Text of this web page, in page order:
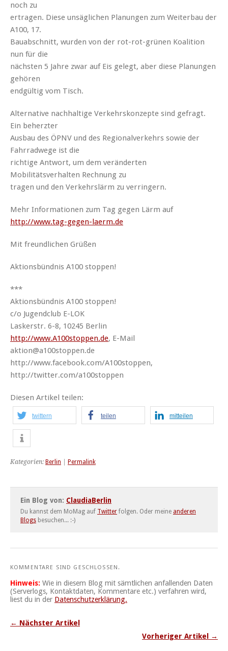
noch zu
ertragen. Diese unsäglichen Planungen zum Weiterbau der
A100, 17.
Bauabschnitt, wurden von der rot-rot-grünen Koalition
nun für die
nächsten 5 Jahre zwar auf Eis gelegt, aber diese Planungen
gehören
endgültig vom Tisch.
Alternative nachhaltige Verkehrskonzepte sind gefragt.
Ein beherzter
Ausbau des ÖPNV und des Regionalverkehrs sowie der
Fahrradwege ist die
richtige Antwort, um dem veränderten
Mobilitätsverhalten Rechnung zu
tragen und den Verkehrslärm zu verringern.
Mehr Informationen zum Tag gegen Lärm auf
http://www.tag-gegen-laerm.de
Mit freundlichen Grüßen
Aktionsbündnis A100 stoppen!
***
Aktionsbündnis A100 stoppen!
c/o Jugendclub E-LOK
Laskerstr. 6-8, 10245 Berlin
http://www.A100stoppen.de, E-Mail
aktion@a100stoppen.de
http://www.facebook.com/A100stoppen,
http://twitter.com/a100stoppen
Diesen Artikel teilen:
twittern teilen mitteilen
Kategorien: Berlin Permalink
Ein Blog von: ClaudiaBerlin
Du kannst dem MoMag auf Twitter folgen. Oder meine anderen
Blogs besuchen... :-)
KOMMENTARE SIND GESCHLOSSEN.
Hinweis: Wie in diesem Blog mit sämtlichen anfallenden Daten
(Serverlogs, Kontaktdaten, Kommentare etc.) verfahren wird,
liest du in der Datenschutzerklärung.
← Nächster Artikel
Vorheriger Artikel →